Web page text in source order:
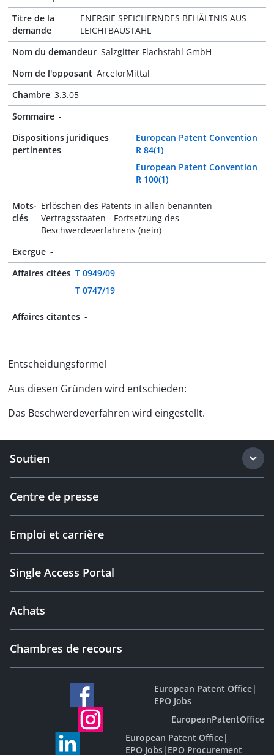
Titre de la
demande
ENERGIE SPEICHERNDES BEHÄLTNIS AUS
LEICHTBAUSTAHL
Nom du demandeur Salzgitter Flachstahl GmbH
Nom de l'opposant ArcelorMittal
Chambre 3.3.05
Sommaire -
Dispositions juridiques
pertinentes
European Patent Convention
R 84(1)
European Patent Convention
R 100(1)
Mots-
clés
Erlöschen des Patents in allen benannten
Vertragsstaaten - Fortsetzung des
Beschwerdeverfahrens (nein)
Exergue -
Affaires citées T 0949/09
T 0747/19
Affaires citantes -
Entscheidungsformel
Aus diesen Gründen wird entschieden:
Das Beschwerdeverfahren wird eingestellt.
Soutien
Centre de presse
Emploi et carrière
Single Access Portal
Achats
Chambres de recours
European Patent Office|
EPO Jobs
EuropeanPatentOffice
European Patent Office|
EPO Jobs| EPO Procurement